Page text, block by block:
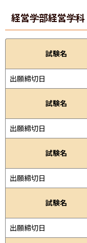
経営学部経営学科
試験名
出願締切日
試験名
出願締切日
試験名
出願締切日
試験名
出願締切日